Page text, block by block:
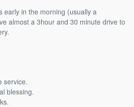
early in the morning (usually a
almost a 3hour and 30 minute drive to
service.
blessing.